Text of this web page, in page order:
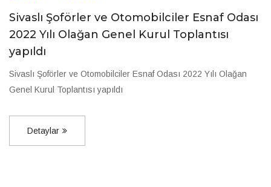
Sivaslı Şoförler ve Otomobilciler Esnaf Odası
2022 Yılı Olağan Genel Kurul Toplantısı
yapıldı
Sivaslı Şoförler ve Otomobilciler Esnaf Odası 2022 Yılı Olağan
Genel Kurul Toplantısı yapıldı
Detaylar